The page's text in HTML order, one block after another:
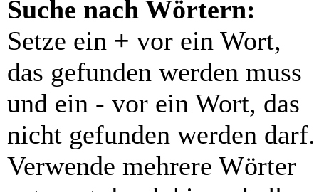
Suche nach Wörtern:
Setze ein + vor ein Wort,
das gefunden werden muss
und ein - vor ein Wort, das
nicht gefunden werden darf.
Verwende mehrere Wörter